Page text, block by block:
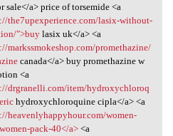
sale</a> price of torsemide <a
the7upexperience.com/lasix-without-
">buylasix uk</a> <a
markssmokeshop.com/promethazine/
canada</a> buy promethazine w
<a
drgranelli.com/item/hydroxychloroq
hydroxychloroquine cipla</a> <a
heavenlyhappyhour.com/women-
pack-40</a><a